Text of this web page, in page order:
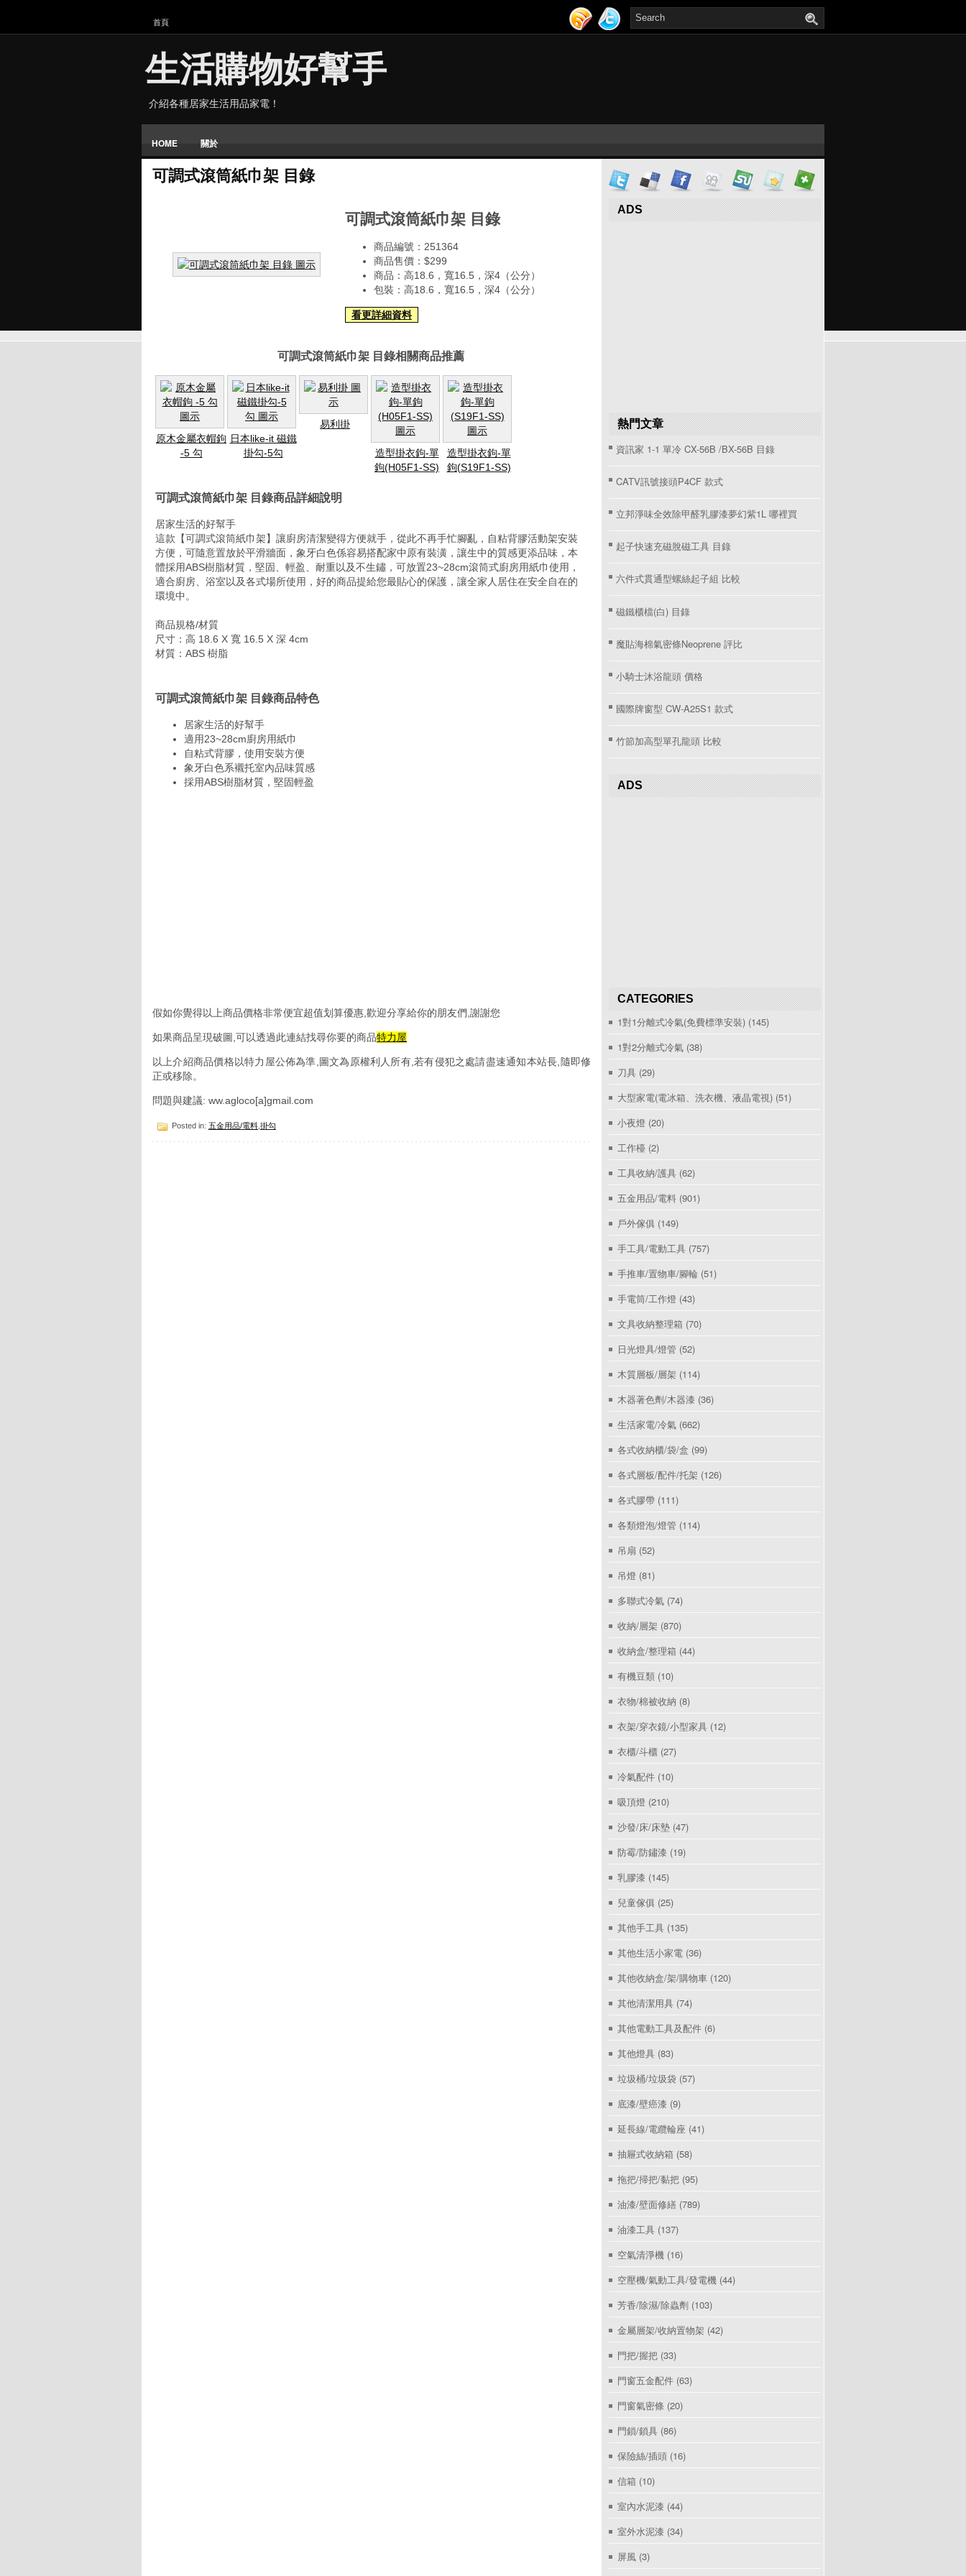
首頁
生活購物好幫手
介紹各種居家生活用品家電！
HOME 關於
可調式滾筒紙巾架 目錄
可調式滾筒紙巾架 目錄
商品編號：251364
商品售價：$299
商品：高18.6，寬16.5，深4（公分）
包裝：高18.6，寬16.5，深4（公分）
看更詳細資料
可調式滾筒紙巾架 目錄相關商品推薦
原木金屬衣帽鉤
-5 勾
日本like-it 磁鐵
掛勾-5勾
易利掛
造型掛衣鉤-單
鉤(H05F1-SS)
造型掛衣鉤-單
鉤(S19F1-SS)
可調式滾筒紙巾架 目錄商品詳細說明
居家生活的好幫手
這款【可調式滾筒紙巾架】讓廚房清潔變得方便就手，從此不再手忙腳亂，自粘背膠活動架安裝
方便，可隨意置放於平滑牆面，象牙白色係容易搭配家中原有裝潢，讓生中的質感更添品味，本
體採用ABS樹脂材質，堅固、輕盈、耐重以及不生鏽，可放置23~28cm滾筒式廚房用紙巾使用，
適合廚房、浴室以及各式場所使用，好的商品提給您最貼心的保護，讓全家人居住在安全自在的
環境中。
商品規格/材質
尺寸：高 18.6 X 寬 16.5 X 深 4cm
材質：ABS 樹脂
可調式滾筒紙巾架 目錄商品特色
居家生活的好幫手
適用23~28cm廚房用紙巾
自粘式背膠，使用安裝方便
象牙白色系襯托室內品味質感
採用ABS樹脂材質，堅固輕盈
假如你覺得以上商品價格非常便宜超值划算優惠,歡迎分享給你的朋友們,謝謝您
如果商品呈現破圖,可以透過此連結找尋你要的商品特力屋
以上介紹商品價格以特力屋公佈為準,圖文為原權利人所有,若有侵犯之處請盡速通知本站長,隨即修
正或移除。
問題與建議: ww.agloco[a]gmail.com
Posted in: 五金用品/電料 掛勾
ADS
熱門文章
資訊家 1-1 單冷 CX-56B /BX-56B 目錄
CATV訊號接頭P4CF 款式
立邦淨味全效除甲醛乳膠漆夢幻紫1L 哪裡買
起子快速充磁脫磁工具 目錄
六件式貫通型螺絲起子組 比較
磁鐵櫃檔(白) 目錄
魔貼海棉氣密條Neoprene 評比
小騎士沐浴龍頭 價格
國際牌窗型 CW-A25S1 款式
竹節加高型單孔龍頭 比較
ADS
CATEGORIES
1對1分離式冷氣(免費標準安裝) (145)
1對2分離式冷氣 (38)
刀具 (29)
大型家電(電冰箱、洗衣機、液晶電視) (51)
小夜燈 (20)
工作檯 (2)
工具收納/護具 (62)
五金用品/電料 (901)
戶外傢俱 (149)
手工具/電動工具 (757)
手推車/置物車/腳輪 (51)
手電筒/工作燈 (43)
文具收納整理箱 (70)
日光燈具/燈管 (52)
木質層板/層架 (114)
木器著色劑/木器漆 (36)
生活家電/冷氣 (662)
各式收納櫃/袋/盒 (99)
各式層板/配件/托架 (126)
各式膠帶 (111)
各類燈泡/燈管 (114)
吊扇 (52)
吊燈 (81)
多聯式冷氣 (74)
收納/層架 (870)
收納盒/整理箱 (44)
有機豆類 (10)
衣物/棉被收納 (8)
衣架/穿衣鏡/小型家具 (12)
衣櫃/斗櫃 (27)
冷氣配件 (10)
吸頂燈 (210)
沙發/床/床墊 (47)
防霉/防鏽漆 (19)
乳膠漆 (145)
兒童傢俱 (25)
其他手工具 (135)
其他生活小家電 (36)
其他收納盒/架/購物車 (120)
其他清潔用具 (74)
其他電動工具及配件 (6)
其他燈具 (83)
垃圾桶/垃圾袋 (57)
底漆/壁癌漆 (9)
延長線/電纜輪座 (41)
抽屜式收納箱 (58)
拖把/掃把/黏把 (95)
油漆/壁面修繕 (789)
油漆工具 (137)
空氣清淨機 (16)
空壓機/氣動工具/發電機 (44)
芳香/除濕/除蟲劑 (103)
金屬層架/收納置物架 (42)
門把/握把 (33)
門窗五金配件 (63)
門窗氣密條 (20)
門鎖/鎖具 (86)
保險絲/插頭 (16)
信箱 (10)
室內水泥漆 (44)
室外水泥漆 (34)
屏風 (3)